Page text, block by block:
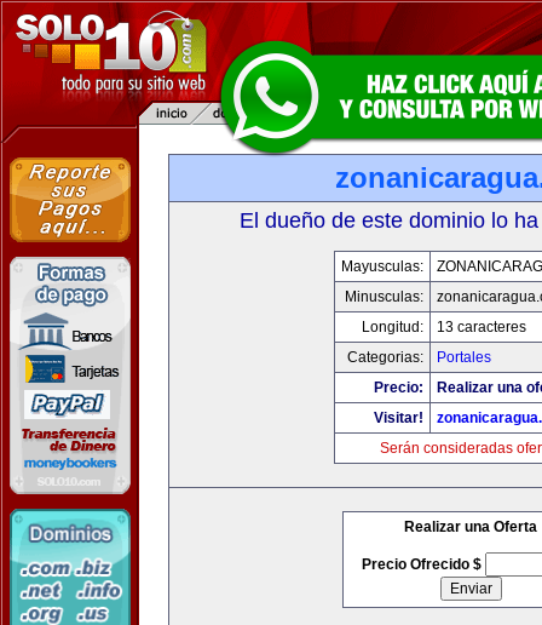
El dueño de este dominio lo
Mayusculas:
Minusculas:
Longitud:
13 caracteres
Categorias:
Portales
Precio:
Realizar una
Visitar!
Serán consideradas
Realizar una Oferta
Precio Ofrecido $